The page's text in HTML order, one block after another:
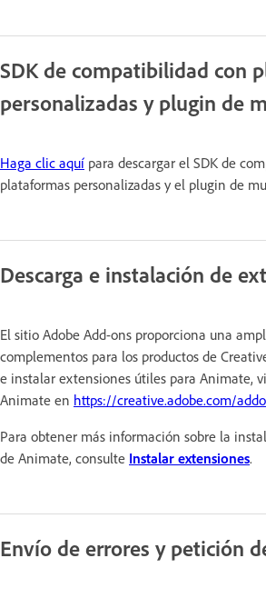
SDK de compatibilidad con
personalizadas y plugin de
Haga clic aquí para descargar el SDK de
plataformas personalizadas y el plugin de
Descarga e instalación de
El sitio Adobe Add-ons proporciona una
complementos para los productos de
e instalar extensiones útiles para Animate,
Animate en https://creative.adobe.com/
Para obtener más información sobre la
de Animate, consulte Instalar extensiones.
Envío de errores y petición